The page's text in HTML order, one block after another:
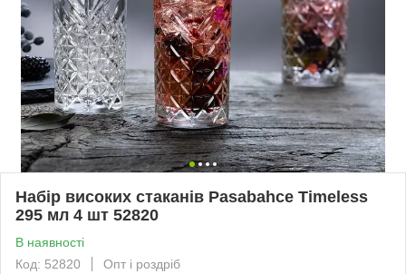
Набір високих стаканів Pasabahce Timeless
295 мл 4 шт 52820
В наявності
Код: 52820
Опт і роздріб